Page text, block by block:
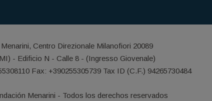
Centro Direzionale Milanofiori 20089
- Edificio N - Calle 8 - (Ingresso Giovenale)
Fax: +390255305739 Tax ID (C.F.) 94265730484
Menarini - Todos los derechos reservados